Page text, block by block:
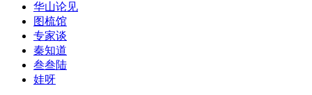
华山论见
图梳馆
专家谈
秦知道
叁叁陆
娃呀